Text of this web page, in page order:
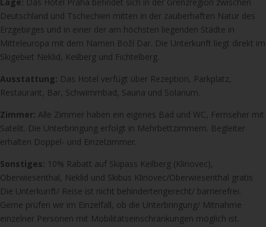
Lage: Das Hotel Praha befindet sich in der Grenzregion zwischen
Deutschland und Tschechien mitten in der zauberhaften Natur des
Erzgebirges und in einer der am höchsten liegenden Städte in
Mitteleuropa mit dem Namen Boží Dar. Die Unterkunft liegt direkt im
Skigebiet Neklid, Keilberg und Fichtelberg.
Ausstattung: Das Hotel verfügt über Rezeption, Parkplatz,
Restaurant, Bar, Schwimmbad, Sauna und Solarium.
Zimmer: Alle Zimmer haben ein eigenes Bad und WC, Fernseher mit
Satelit. Die Unterbringung erfolgt in Mehrbettzimmern. Begleiter
erhalten Doppel- und Einzelzimmer.
Sonstiges: 10% Rabatt auf Skipass Keilberg (Klinovec),
Oberwiesenthal, Neklid und Skibus Klinovec/Oberwiesenthal gratis
Die Unterkunft/ Reise ist nicht behindertengerecht/ barrierefrei.
Gerne prüfen wir im Einzelfall, ob die Unterbringung/ Mitnahme
einzelner Personen mit Mobilitätseinschränkungen möglich ist.